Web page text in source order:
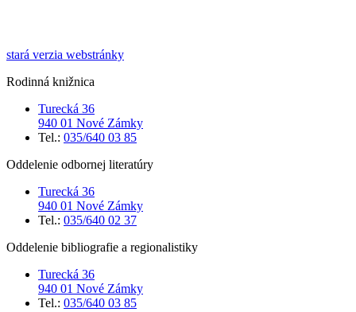
stará verzia webstránky
Rodinná knižnica
Turecká 36
940 01 Nové Zámky
Tel.: 035/640 03 85
Oddelenie odbornej literatúry
Turecká 36
940 01 Nové Zámky
Tel.: 035/640 02 37
Oddelenie bibliografie a regionalistiky
Turecká 36
940 01 Nové Zámky
Tel.: 035/640 03 85